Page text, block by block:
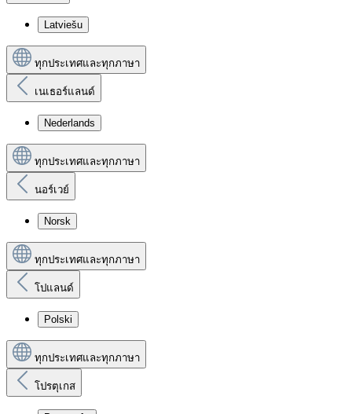
Latviešu
ทุกประเทศและทุกภาษา
เนเธอร์แลนด์
Nederlands
ทุกประเทศและทุกภาษา
นอร์เวย์
Norsk
ทุกประเทศและทุกภาษา
โปแลนด์
Polski
ทุกประเทศและทุกภาษา
โปรตุเกส